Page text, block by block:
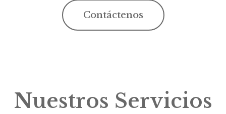
Contáctenos
Nuestros Servicios